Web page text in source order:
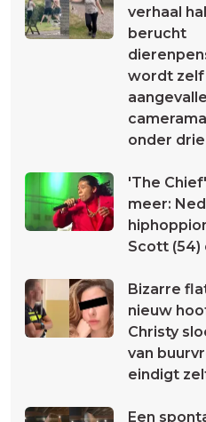
verhaal
berucht
wordt zelf
onder
'The
meer:
Scott (54)
Bizarre
nieuw
Christy
van
eindigt
Een